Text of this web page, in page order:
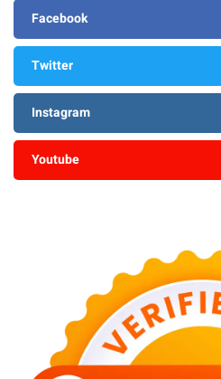
Facebook
Twitter
Instagram
Youtube